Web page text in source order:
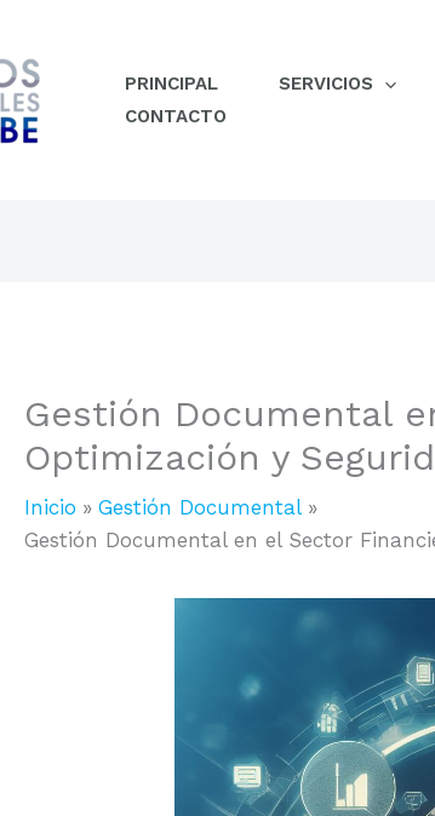
PRINCIPAL SERVICIOS
CONTACTO
Gestión Documental
Optimización y
Inicio
Gestión Documental
Gestión Documental en el Sector